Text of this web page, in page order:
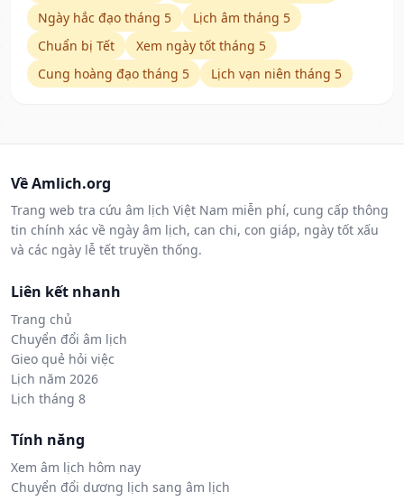
Ngày hắc đạo tháng 5
Lịch âm tháng 5
Chuẩn bị Tết
Xem ngày tốt tháng 5
Cung hoàng đạo tháng 5
Lịch vạn niên tháng 5
Về Amlich.org
Trang web tra cứu âm lịch Việt Nam miễn phí, cung cấp thông
tin chính xác về ngày âm lịch, can chi, con giáp, ngày tốt xấu
và các ngày lễ tết truyền thống.
Liên kết nhanh
Trang chủ
Chuyển đổi âm lịch
Gieo quẻ hỏi việc
Lịch năm 2026
Lịch tháng 8
Tính năng
Xem âm lịch hôm nay
Chuyển đổi dương lịch sang âm lịch